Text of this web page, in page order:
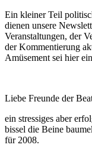
Ein kleiner Teil
dienen unsere
Veranstaltungen, der
der Kommentierung
Amüsement sei hier
Liebe Freunde der
ein stressiges aber
bissel die Beine
für 2008.